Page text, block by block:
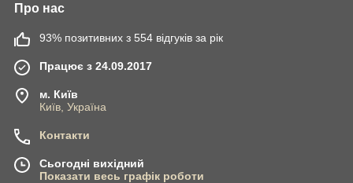
Про нас
93% позитивних з 554 відгуків за рік
Працює з 24.09.2017
м. Київ
Київ, Україна
Контакти
Сьогодні вихідний
Показати весь графік роботи